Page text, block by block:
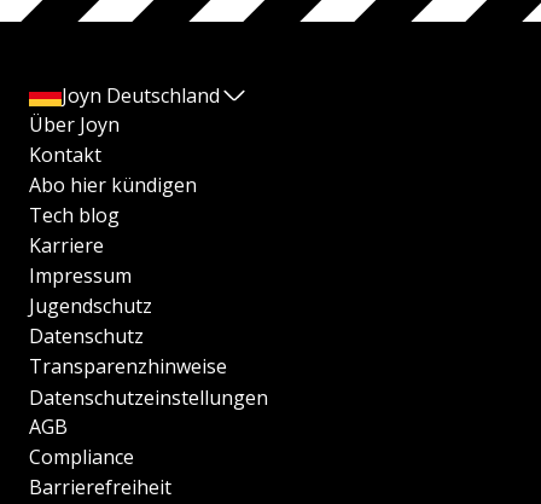
Joyn Deutschland
Über Joyn
Kontakt
Abo hier kündigen
Tech blog
Karriere
Impressum
Jugendschutz
Datenschutz
Transparenzhinweise
Datenschutzeinstellungen
AGB
Compliance
Barrierefreiheit